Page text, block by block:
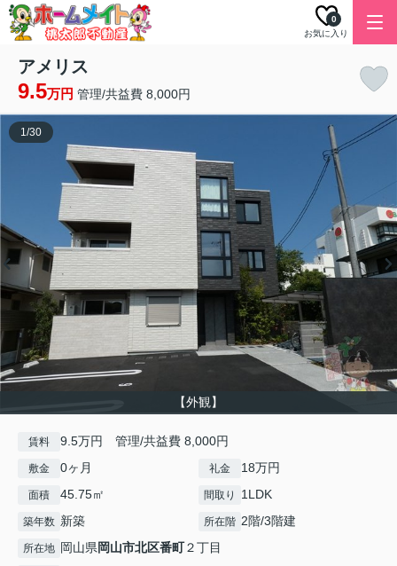
お気に入り
0
アメリス
9.5万円 管理/共益費 8,000円
【外観】
1/30
賃料 9.5万円 管理/共益費 8,000円
敷金 0ヶ月 礼金 18万円
面積 45.75㎡ 間取り 1LDK
築年数 新築 所在階 2階/3階建
所在地 岡山県岡山市北区番町２丁目